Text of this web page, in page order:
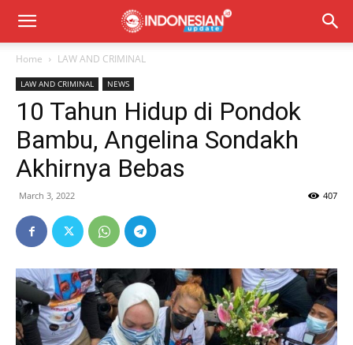
Home LAW AND CRIMINAL
LAW AND CRIMINAL NEWS
10 Tahun Hidup di Pondok
Bambu, Angelina Sondakh
Akhirnya Bebas
March 3, 2022 407